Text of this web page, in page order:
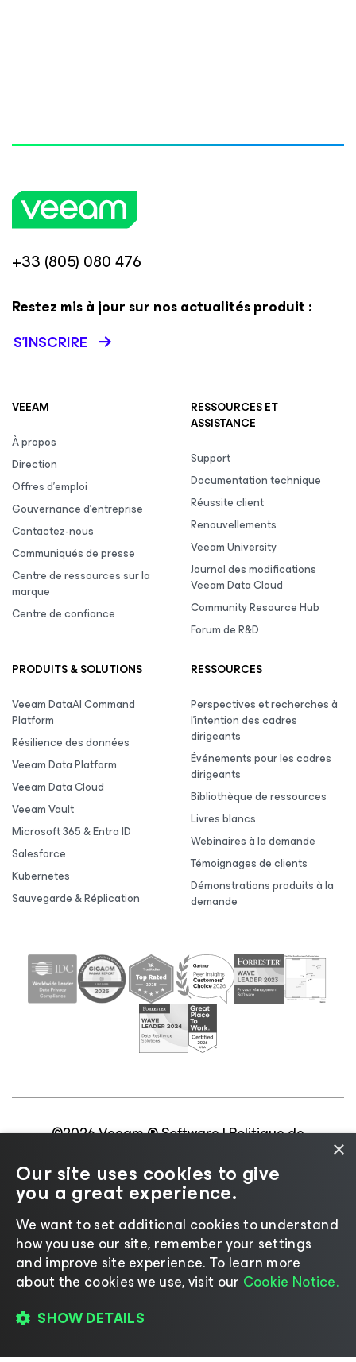
S’INSCRIRE POUR REGARDER
+33 (805) 080 476
Restez mis à jour sur nos actualités produit :
S’INSCRIRE
VEEAM
À propos
Direction
Offres d’emploi
Gouvernance d’entreprise
Contactez-nous
Communiqués de presse
Centre de ressources sur la
marque
Centre de confiance
RESSOURCES ET
ASSISTANCE
Support
Documentation technique
Réussite client
Renouvellements
Veeam University
Journal des modifications
Veeam Data Cloud
Community Resource Hub
Forum de R&D
PRODUITS & SOLUTIONS
Veeam DataAI Command
Platform
Résilience des données
Veeam Data Platform
Veeam Data Cloud
Veeam Vault
Microsoft 365 & Entra ID
Salesforce
Kubernetes
Sauvegarde & Réplication
RESSOURCES
Perspectives et recherches à
l’intention des cadres
dirigeants
Événements pour les cadres
dirigeants
Bibliothèque de ressources
Livres blancs
Webinaires à la demande
Témoignages de clients
Démonstrations produits à la
demande
©2026 Veeam ® Software |Politique de
|
Secteur juridique|Politique de licences
Ressources pour les fournisseurs
Changer de langue
×
Our site uses cookies to give
you a great experience.
We want to set additional cookies to understand
how you use our site, remember your settings
and improve site experience. ​To learn more
about the cookies we use, visit our Cookie Notice.
SHOW DETAILS